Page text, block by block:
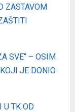
ZASTAVOM
SVE“ – OSIM
JE DONIO
U TK OD